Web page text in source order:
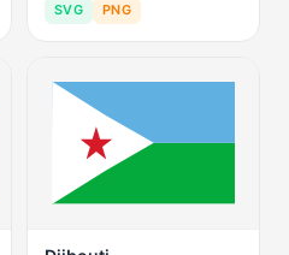
SVG PNG